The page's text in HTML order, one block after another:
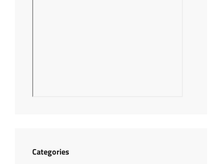
Categories